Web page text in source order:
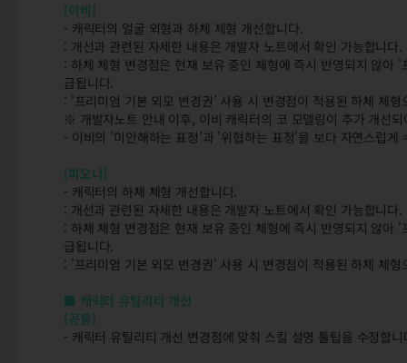
[이비]
- 캐릭터의 얼굴 외형과 하체 체형 개선합니다.
: 개선과 관련된 자세한 내용은 개발자 노트에서 확인 가능합니다.
: 하체 체형 변경점은 현재 보유 중인 체형에 즉시 반영되지 않아
급됩니다.
: '프리미엄 기본 외모 변경권' 사용 시 변경점이 적용된 하체 체형
※ 개발자노트 안내 이후, 이비 캐릭터의 코 모델링이 추가 개선
- 이비의 '미안해하는 표정'과 '위협하는 표정'을 보다 자연스럽게
[피오나]
- 캐릭터의 하체 체형 개선합니다.
: 개선과 관련된 자세한 내용은 개발자 노트에서 확인 가능합니다.
: 하체 체형 변경점은 현재 보유 중인 체형에 즉시 반영되지 않아
급됩니다.
: '프리미엄 기본 외모 변경권' 사용 시 변경점이 적용된 하체 체형
■ 캐릭터 유틸리티 개선
[공통]
- 캐릭터 유틸리티 개선 변경점에 맞춰 스킬 설명 툴팁을 수정합니